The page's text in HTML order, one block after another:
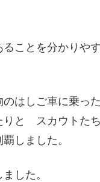
ことを分かりや
はしご車に乗っ
りと スカウトた
しました。
した。